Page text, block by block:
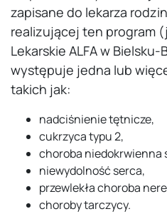
zapisane do lekarza
realizującej ten program
Lekarskie ALFA w
występuje jedna lub
takich jak:
nadciśnienie tętnicze,
cukrzyca typu 2,
choroba niedokrwienna
niewydolność serca,
przewlekła choroba
choroby tarczycy.